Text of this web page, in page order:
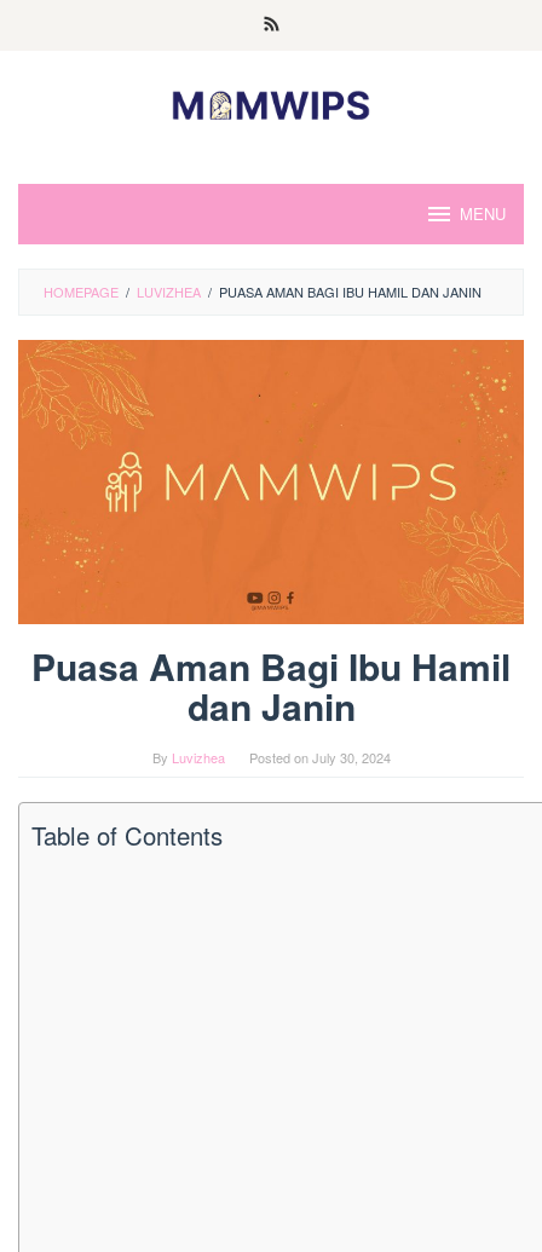
MENU
HOMEPAGE / LUVIZHEA / PUASA AMAN BAGI IBU HAMIL DAN JANIN
Puasa Aman Bagi Ibu Hamil
dan Janin
By Luvizhea Posted onJuly 30, 2024
Table of Contents